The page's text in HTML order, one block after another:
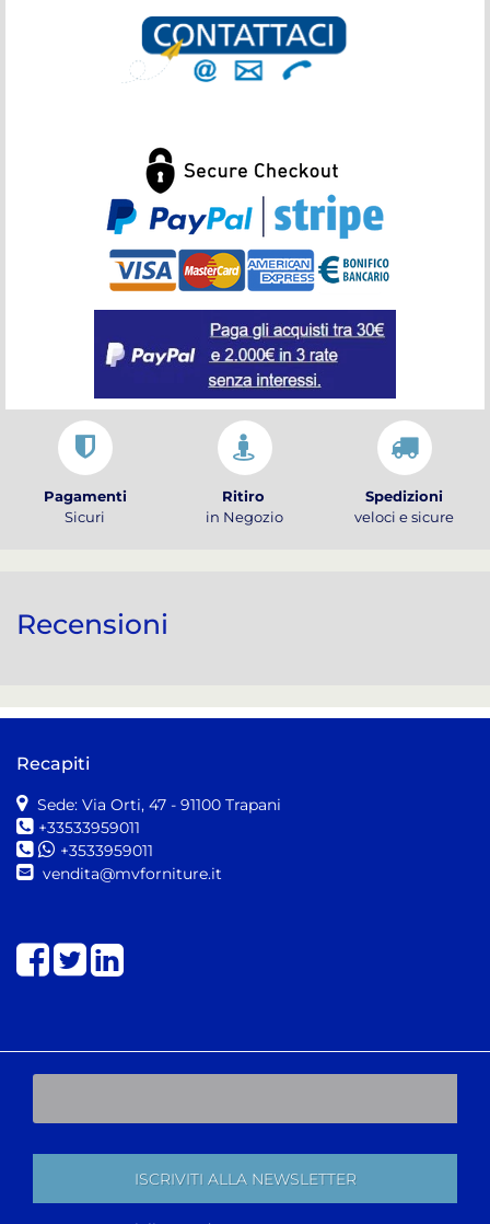
Pagamenti
Sicuri
Ritiro
in Negozio
Spedizioni
veloci e sicure
Recensioni
Recapiti
Sede: Via Orti, 47 - 91100 Trapani
+33533959011
+3533959011
vendita@mvforniture.it
Share on Facebook
Share on Twitter
Share on LinkedIn